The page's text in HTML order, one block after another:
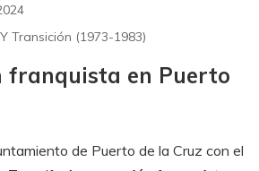
Transición (1973-1983)
franquista en Puerto
de Puerto de la Cruz con el